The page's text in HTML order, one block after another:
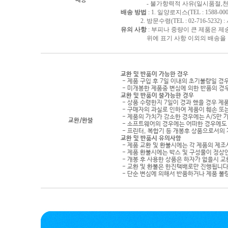
- 불가항력적 사유(일시품절,천재
배송 방법 : 1. 일양로지스(TEL : 1588-
2. 방문수령(TEL : 02-716-5232) :
유의 사항: 부피나 중량이 큰 제품은 제
위에 표기 사항 이외의 배송을 원
교환/환불
교환 및 반품이 가능한 경우
- 제품 구입 후 7일 이내의 초기불량일 경
- 미개봉한 제품중 변심에 의한 반품의 경
교환 및 반품이 불가능한 경우
- 상품 수령한지 7일이 경과 했을 경우 제
- 구매자의 과실로 인하여 제품이 훼손 또
- 제품의 가치가 감소한 경우에는 A/S만
- 소프트웨어의 경우에는 어떠한 경우에
- 프린터, 복합기 등 개봉후 상품으로서의
교환 및 반품시 유의사항
- 제품 교환 및 환불시에는 각 제품의 제
- 제품 환불시에는 박스 및 구성물이 정상
- 개봉 후 사용한 상품은 하자가 없을시
- 교환 및 환불은 한진택배로만 진행됩니
- 단순 변심에 의해서 반품하거나 제품